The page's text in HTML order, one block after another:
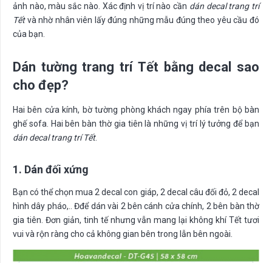
ảnh nào, màu sắc nào. Xác định vị trí nào cần dán decal trang trí
Tếtvà nhờ nhân viên lấy đúng những mẫu đúng theo yêu cầu đó
của bạn.
Dán tường trang trí Tết bằng decal sao
cho đẹp?
Hai bên cửa kính, bờ tường phòng khách ngay phía trên bộ bàn
ghế sofa. Hai bên bàn thờ gia tiên là những vị trí lý tưởng để bạn
dán decal trang trí Tết.
1. Dán đối xứng
Bạn có thể chọn mua 2 decal con giáp, 2 decal câu đối đỏ, 2 decal
hình dây pháo,.. Đđể dán vài 2 bên cánh cửa chính, 2 bên bàn thờ
gia tiên. Đơn giản, tinh tế nhưng vẫn mang lại không khí Tết tươi
vui và rộn ràng cho cả không gian bên trong lẫn bên ngoài.